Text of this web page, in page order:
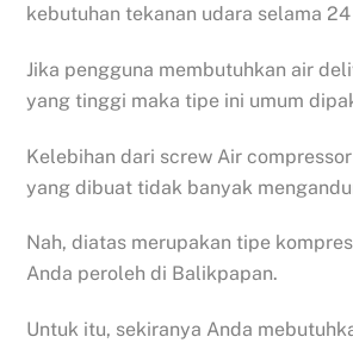
kebutuhan tekanan udara selama
Jika pengguna membutuhkan air
yang tinggi maka tipe ini umum
Kelebihan dari screw Air
yang dibuat tidak banyak
Nah, diatas merupakan tipe
Anda peroleh di Balikpapan.
Untuk itu, sekiranya Anda